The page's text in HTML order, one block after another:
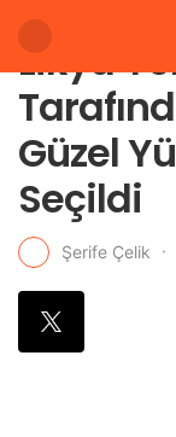
Likya
Güzel
Seçildi
Şerife Çelik